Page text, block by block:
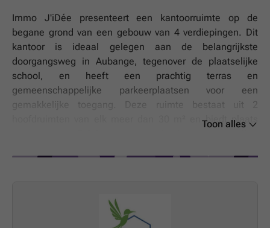
Immo J'iDée presenteert een kantoorruimte op de
begane grond van een gebouw van 4 verdiepingen. Dit
kantoor is ideaal gelegen aan de belangrijkste
doorgangsweg in Aubange, tegenover de plaatselijke
school, en heeft een prachtig terras en
gemeenschappelijke parkeerplaatsen voor een
gemakkelijke toegang. Deze ruimte bestaat uit 2
hoofdruimten van elk meer dan 30 m² en biedt plaats
leefomgeving. Het kantoor heeft ook 2 kelders voor
opslag. De kantoren worden momenteel verhuurd aan
Toon alles